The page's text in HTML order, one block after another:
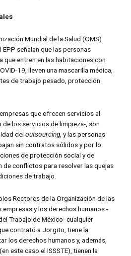
Mundial de la Salud (OMS)
señalan que las personas
que entren en las habitaciones con
19, lleven una mascarilla médica,
de trabajo pesado, protección
que ofrecen servicios al
los servicios de limpieza-, son
del outsourcing , y las personas
sin contratos sólidos y por lo
de protección social y de
de conflictos para resolver las quejas
de trabajo.
Rectores de la Organización de las
y los derechos humanos -
Trabajo de México- cualquier
contrató a Jorgito, tiene la
los derechos humanos y, además,
este caso el ISSSTE), tienen la